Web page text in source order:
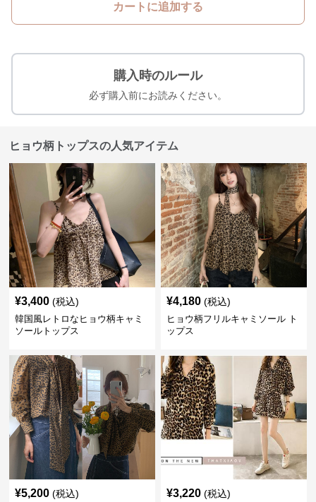
カートに追加する
購入時のルール
必ず購入前にお読みください。
ヒョウ柄トップスの人気アイテム
¥3,400 (税込)
韓国風レトロなヒョウ柄キャミ
ソールトップス
¥4,180 (税込)
ヒョウ柄フリルキャミソール ト
ップス
¥5,200 (税込) ¥3,220 (税込)